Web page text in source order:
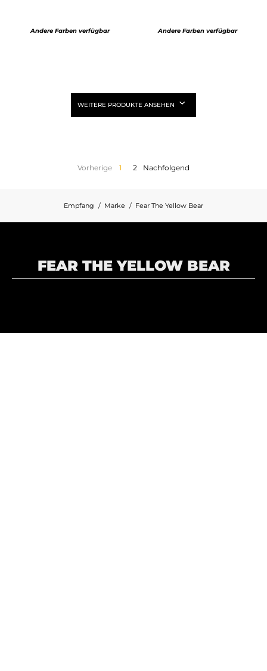
Andere Farben verfügbar Andere Farben verfügbar
WEITERE PRODUKTE ANSEHEN
Vorherige 1 2 Nachfolgend
Empfang Marke Fear The Yellow Bear
FEAR THE YELLOW BEAR